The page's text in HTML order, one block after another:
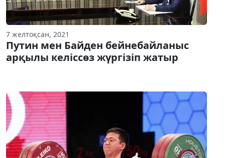
7 желтоқсан, 2021
Путин мен Байден бейнебайланыс
арқылы келіссөз жүргізіп жатыр